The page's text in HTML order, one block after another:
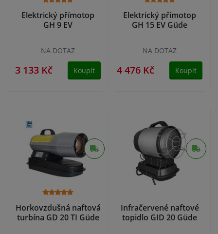
Elektrický přímotop
GH 9 EV
NA DOTAZ
3 133 Kč Koupit
Elektrický přímotop
GH 15 EV Güde
NA DOTAZ
4 476 Kč Koupit
Horkovzdušná naftová
turbína GD 20 TI Güde
Infračervené naftové
topidlo GID 20 Güde